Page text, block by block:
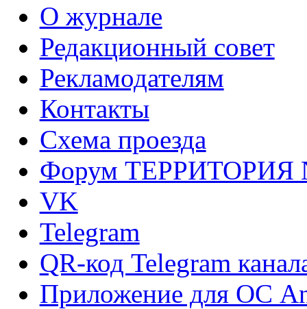
О журнале
Редакционный совет
Рекламодателям
Контакты
Схема проезда
Форум ТЕРРИТОРИЯ
VK
Telegram
QR-код Telegram
Приложение для ОС